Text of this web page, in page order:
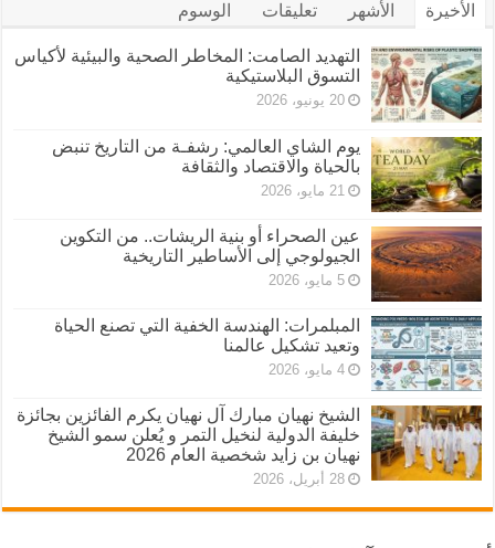
الأخيرة الأشهر تعليقات الوسوم
التهديد الصامت: المخاطر الصحية والبيئية لأكياس
التسوق البلاستيكية
20 يونيو، 2026
يوم الشاي العالمي: رشفـة من التاريخ تنبض
بالحياة والاقتصاد والثقافة
21 مايو، 2026
عين الصحراء أو بنية الريشات.. من التكوين
الجيولوجي إلى الأساطير التاريخية
5 مايو، 2026
المبلمرات: الهندسة الخفية التي تصنع الحياة
وتعيد تشكيل عالمنا
4 مايو، 2026
الشيخ نهيان مبارك آل نهيان يكرم الفائزين بجائزة
خليفة الدولية لنخيل التمر و يُعلن سمو الشيخ
نهيان بن زايد شخصية العام 2026
28 أبريل، 2026